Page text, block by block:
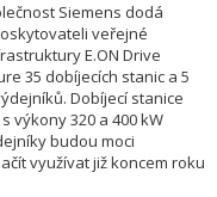
Siemens dodá
veřejné
E.ON Drive
35 dobíjecích stanic a 5
Dobíjecí stanice
výkony 320 a 400 kW
budou moci
využívat již koncem roku